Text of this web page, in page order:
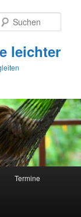
leichter
Termine